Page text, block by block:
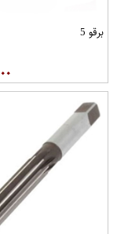
برقو 5